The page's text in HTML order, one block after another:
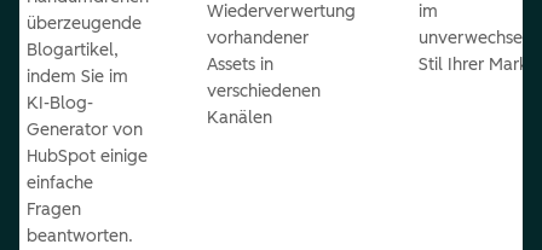
überzeugende
Blogartikel,
indem Sie im
KI-Blog-
Generator von
HubSpot einige
einfache
Fragen
beantworten.
Wiederverwertung
vorhandener
Assets in
verschiedenen
Kanälen
im
Stil Ihrer Marke.